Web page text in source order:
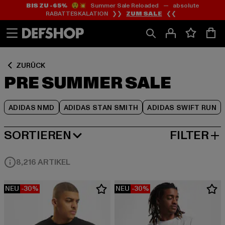
Zum
Inhalt
springen
Zum
Fußzeile
springen
BIS ZU -65%😲💥 Summer Sale Reloaded — absolute
RABATTESKALATION ❯❯ ZUM SALE ❮❮
ZURÜCK
PRE SUMMER SALE
ADIDAS NMD ADIDAS STAN SMITH ADIDAS SWIFT RUN
Zum
Produktraster
springen
SORTIEREN
BELIEBTESTE FILTER
8,216 ARTIKEL
NEU -30% NEU -30%